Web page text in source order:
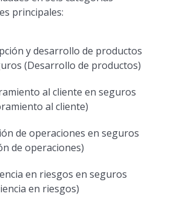
principales:
y desarrollo de productos
(Desarrollo de productos)
al cliente en seguros
al cliente)
de operaciones en seguros
de operaciones)
en riesgos en seguros
en riesgos)